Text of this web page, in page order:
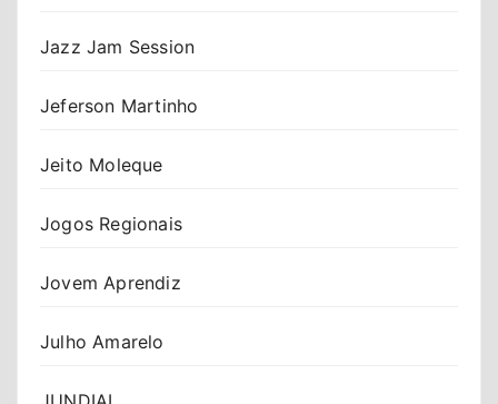
Jazz Jam Session
Jeferson Martinho
Jeito Moleque
Jogos Regionais
Jovem Aprendiz
Julho Amarelo